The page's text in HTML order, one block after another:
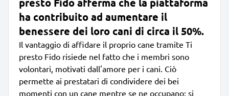
ha contribuito ad aumentare il
benessere dei loro cani di circa il 50%.
Il vantaggio di affidare il proprio cane tramite Ti
presto Fido risiede nel fatto che i membri sono
volontari, motivati dall'amore per i cani. Ciò
permette ai prestatari di condividere dei bei
momenti con un cane mentre se ne occupano; si